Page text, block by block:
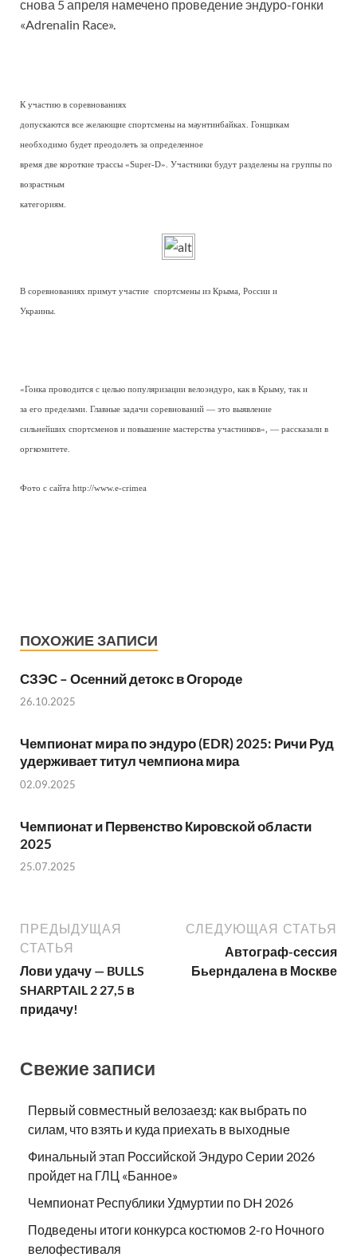
снова 5 апреля намечено проведение эндуро-гонки
«Adrenalin Race».
К участию в соревнованиях
допускаются все желающие спортсмены на маунтинбайках. Гонщикам
необходимо будет преодолеть за определенное
время две короткие трассы «Super-D». Участники будут разделены на группы по
возрастным
категориям.
В соревнованиях примут участие спортсмены из Крыма, России и
Украины.
«Гонка проводится с целью популяризации велоэндуро, как в Крыму, так и
за его пределами. Главные задачи соревнований — это выявление
сильнейших спортсменов и повышение мастерства участников», — рассказали в
оргкомитете.
Фото с сайта http://www.e-crimea
ПОХОЖИЕ ЗАПИСИ
СЗЭС – Осенний детокс в Огороде
26.10.2025
Чемпионат мира по эндуро (EDR) 2025: Ричи Руд
удерживает титул чемпиона мира
02.09.2025
Чемпионат и Первенство Кировской области
2025
25.07.2025
ПРЕДЫДУЩАЯ
СТАТЬЯ
Лови удачу — BULLS
SHARPTAIL 2 27,5 в
придачу!
СЛЕДУЮЩАЯ СТАТЬЯ
Автограф-сессия
Бьерндалена в Москве
Свежие записи
Первый совместный велозаезд: как выбрать по
силам, что взять и куда приехать в выходные
Финальный этап Российской Эндуро Серии 2026
пройдет на ГЛЦ «Банное»
Чемпионат Республики Удмуртии по DH 2026
Подведены итоги конкурса костюмов 2-го Ночного
велофестиваля